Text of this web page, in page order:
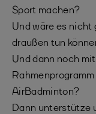
Sport machen?
Und wäre es nicht
draußen tun
Und dann noch
AirBadminton?
Dann unterstütze